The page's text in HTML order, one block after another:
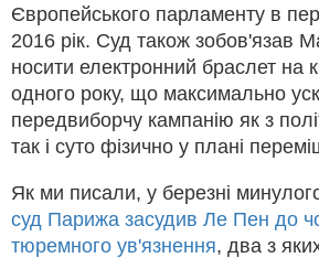
Європейського парламенту в
2016 рік. Суд також зобов'язав
носити електронний браслет на
одного року, що максимально
передвиборчу кампанію як з
так і суто фізично у плані
Як ми писали, у березні
суд Парижа засудив Ле Пен до
тюремного ув'язнення, два з